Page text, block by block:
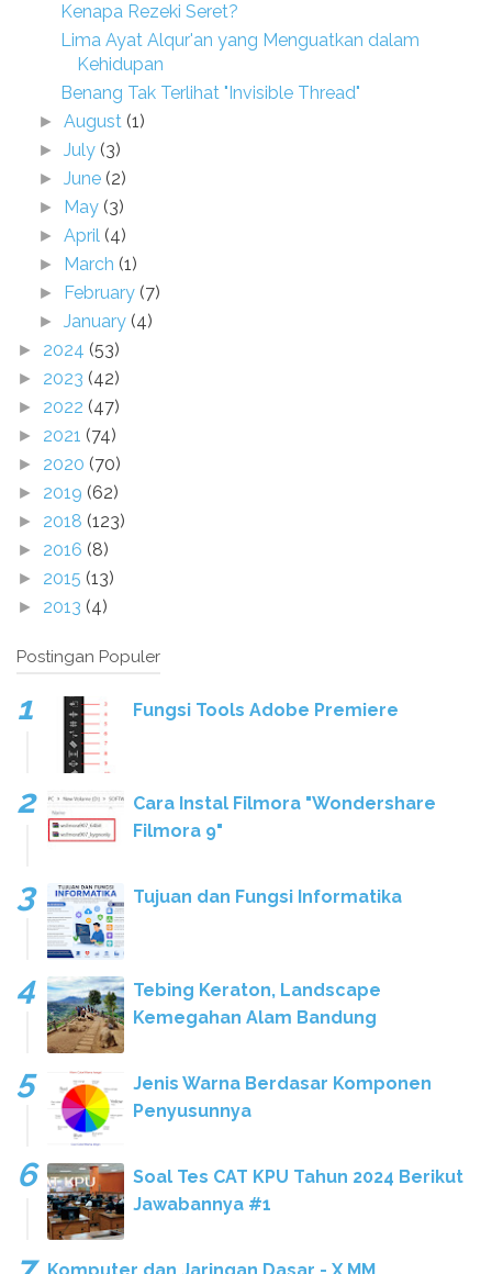
Kenapa Rezeki Seret?
Lima Ayat Alqur'an yang Menguatkan dalam
Kehidupan
Benang Tak Terlihat "Invisible Thread"
►August (1)
►July (3)
►June (2)
► May (3)
►April (4)
► March (1)
► February (7)
►January (4)
► 2024 (53)
► 2023 (42)
► 2022 (47)
► 2021 (74)
► 2020 (70)
► 2019 (62)
► 2018 (123)
► 2016 (8)
► 2015 (13)
► 2013 (4)
Postingan Populer
Fungsi Tools Adobe Premiere
Cara Instal Filmora "Wondershare
Filmora 9"
Tujuan dan Fungsi Informatika
Tebing Keraton, Landscape
Kemegahan Alam Bandung
Jenis Warna Berdasar Komponen
Penyusunnya
Soal Tes CAT KPU Tahun 2024 Berikut
Jawabannya #1